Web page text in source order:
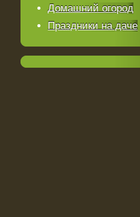
Домашний огород
Праздники на даче